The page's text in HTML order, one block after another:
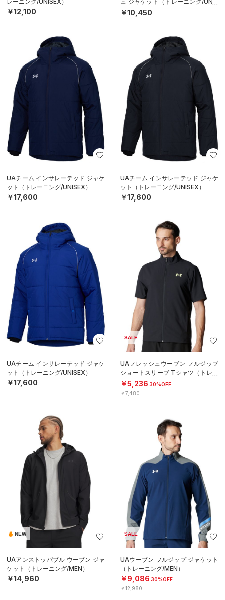
￥12,100
EX）
￥10,450
UAチーム インサレーテッド ジャケ
ット（トレーニング/UNISEX）
￥17,600
UAチーム インサレーテッド ジャケ
ット（トレーニング/UNISEX）
￥17,600
UAチーム インサレーテッド ジャケ
ット（トレーニング/UNISEX）
￥17,600
SALE
UAフレッシュウーブン フルジップ
ショートスリーブ Tシャツ（トレー
ニング/MEN）
￥5,236 30%OFF
￥7,480
NEW
UAアンストッパブル ウーブン ジャ
ケット（トレーニング/MEN）
￥14,960
SALE
UAウーブン フルジップ ジャケット
（トレーニング/MEN）
￥9,086 30%OFF
￥12,980